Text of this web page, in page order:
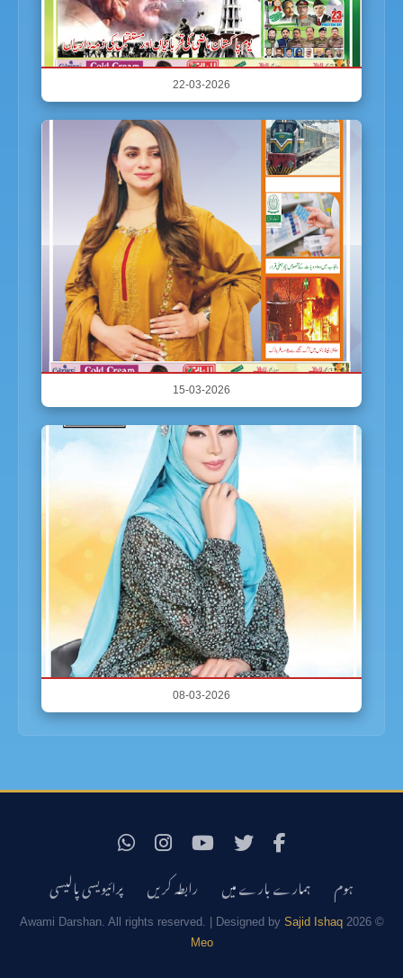
22-03-2026
15-03-2026
08-03-2026
ہوم ہمارے بارے میں رابطہ کریں پرائیویسی پالیسی
© 2026 Awami Darshan. All rights reserved. | Designed by
Sajid Ishaq
Meo